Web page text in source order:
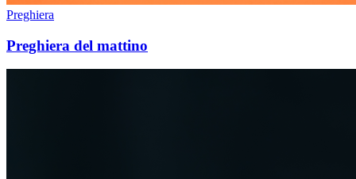
Preghiera
Preghiera del mattino